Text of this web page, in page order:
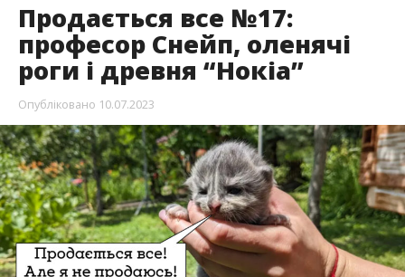
Продається все №17:
професор Снейп, оленячі
роги і древня “Нокіа”
Опубліковано 10.07.2023